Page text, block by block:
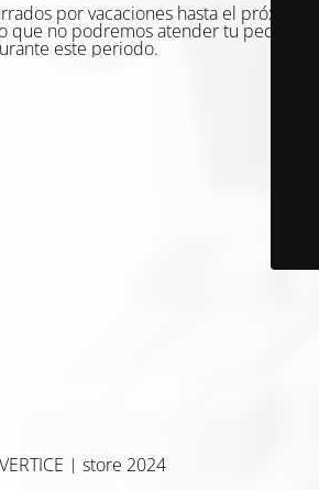
por vacaciones hasta el próximo
que no podremos atender tu pedido
este periodo.
| store 2024